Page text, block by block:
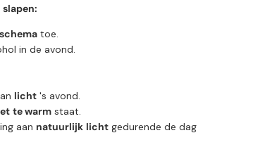
toe.
in de avond.
licht 's avond.
te warm staat.
aan natuurlijk licht gedurende de dag